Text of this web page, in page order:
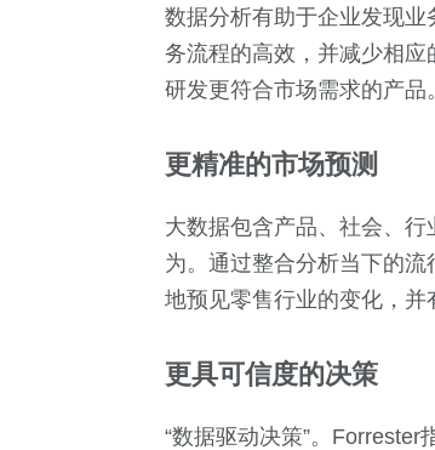
数据分析有助于企业发现
务流程的高效，并减少相
研发更符合市场需求的产品。
更精准的市场预测
大数据包含产品、社会、
为。通过整合分析当下的
地预见零售行业的变化，并
更具可信度的决策
“数据驱动决策”。